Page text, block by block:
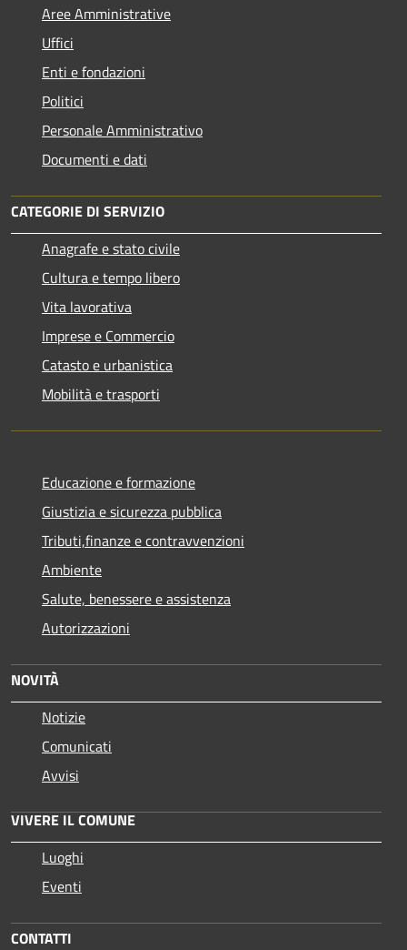
Aree Amministrative
Uffici
Enti e fondazioni
Politici
Personale Amministrativo
Documenti e dati
CATEGORIE DI SERVIZIO
Anagrafe e stato civile
Cultura e tempo libero
Vita lavorativa
Imprese e Commercio
Catasto e urbanistica
Mobilità e trasporti
Educazione e formazione
Giustizia e sicurezza pubblica
Tributi,finanze e contravvenzioni
Ambiente
Salute, benessere e assistenza
Autorizzazioni
NOVITÀ
Notizie
Comunicati
Avvisi
VIVERE IL COMUNE
Luoghi
Eventi
CONTATTI